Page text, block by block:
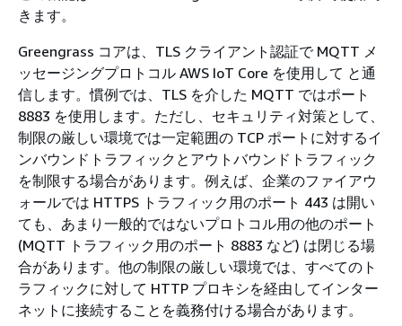
きます。
Greengrass コアは、TLS クライアント認証で MQTT メ
ッセージングプロトコル AWS IoT Core を使用して と通
信します。慣例では、TLS を介した MQTT ではポート
8883 を使用します。ただし、セキュリティ対策として、
制限の厳しい環境では一定範囲の TCP ポートに対するイ
ンバウンドトラフィックとアウトバウンドトラフィック
を制限する場合があります。例えば、企業のファイアウ
ォールでは HTTPS トラフィック用のポート 443 は開い
ても、あまり一般的ではないプロトコル用の他のポート
(MQTT トラフィック用のポート 8883 など) は閉じる場
合があります。他の制限の厳しい環境では、すべてのト
ラフィックに対して HTTP プロキシを経由してインター
ネットに接続することを義務付ける場合があります。